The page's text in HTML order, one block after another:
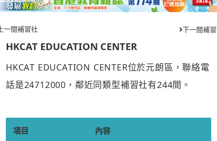
一間補習社 下一間補
HKCAT EDUCATION CENTER
HKCAT EDUCATION CENTER位於元朗區，聯絡電
話是24712000，鄰近同類型補習社有244間。
項目 內容